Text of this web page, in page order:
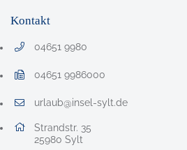
Kontakt
04651 9980
Telefonnummer: 0 4 6 5 1 9 9 8 0
04651 9986000
Faxnummer: 0 4 6 5 1 9 9 8 6 0 0 0
urlaub@insel-sylt.de
E-Mail Adresse: urlaub@insel-sylt.de
Adresse:
Strandstr. 35
25980 , 2 5 9 8 0
Sylt